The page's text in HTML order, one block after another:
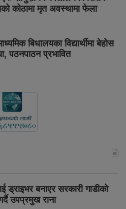
कोठामा मृत अवस्थामा फेला
बिधालयका विद्यार्थीमा बेहोस
पठनपाठन प्रभावित
ड्राइभर बनाएर सरकारी गाडीको
उपप्रमुख राना